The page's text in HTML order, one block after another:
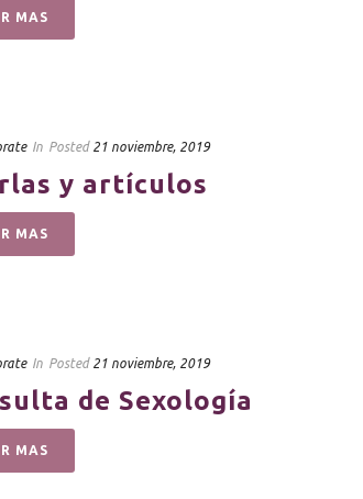
MAS
In Posted 21 noviembre, 2019
y artículos
MAS
In Posted 21 noviembre, 2019
de Sexología
MAS